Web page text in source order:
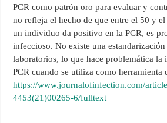
PCR como patrón oro para evaluar y
no refleja el hecho de que entre el 50 y
un individuo da positivo en la PCR, es
infeccioso. No existe una
laboratorios, lo que hace problemática la
PCR cuando se utiliza como herramienta
https://www.journalofinfection.com/
4453(21)00265-6/fulltext